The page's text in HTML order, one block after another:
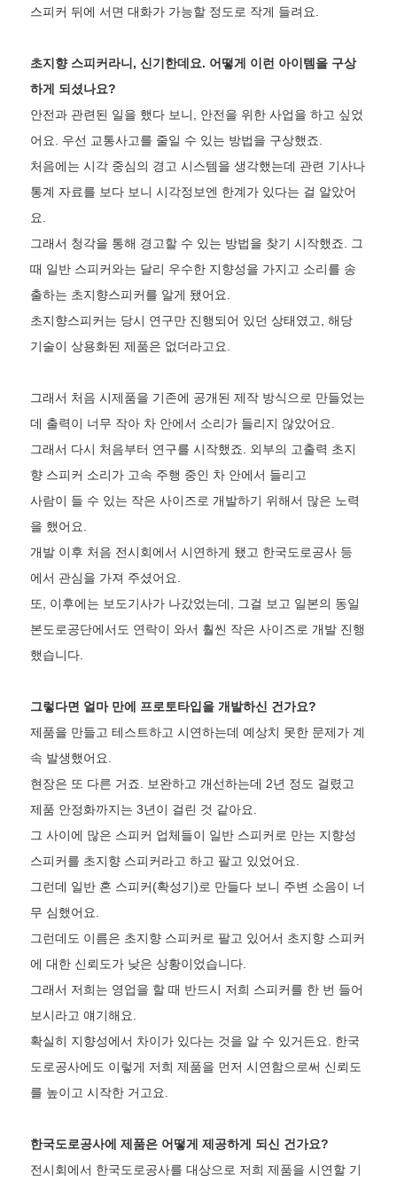
스피커 뒤에 서면 대화가 가능할 정도로 작게 들려요.
초지향 스피커라니, 신기한데요. 어떻게 이런 아이템을 구상
하게 되셨나요?
안전과 관련된 일을 했다 보니, 안전을 위한 사업을 하고 싶었
어요. 우선 교통사고를 줄일 수 있는 방법을 구상했죠.
처음에는 시각 중심의 경고 시스템을 생각했는데 관련 기사나
통계 자료를 보다 보니 시각정보엔 한계가 있다는 걸 알았어
요.
그래서 청각을 통해 경고할 수 있는 방법을 찾기 시작했죠. 그
때 일반 스피커와는 달리 우수한 지향성을 가지고 소리를 송
출하는 초지향스피커를 알게 됐어요.
초지향스피커는 당시 연구만 진행되어 있던 상태였고, 해당
기술이 상용화된 제품은 없더라고요.
그래서 처음 시제품을 기존에 공개된 제작 방식으로 만들었는
데 출력이 너무 작아 차 안에서 소리가 들리지 않았어요.
그래서 다시 처음부터 연구를 시작했죠. 외부의 고출력 초지
향 스피커 소리가 고속 주행 중인 차 안에서 들리고
사람이 들 수 있는 작은 사이즈로 개발하기 위해서 많은 노력
을 했어요.
개발 이후 처음 전시회에서 시연하게 됐고 한국도로공사 등
에서 관심을 가져 주셨어요.
또, 이후에는 보도기사가 나갔었는데, 그걸 보고 일본의 동일
본도로공단에서도 연락이 와서 훨씬 작은 사이즈로 개발 진행
했습니다.
그렇다면 얼마 만에 프로토타입을 개발하신 건가요?
제품을 만들고 테스트하고 시연하는데 예상치 못한 문제가 계
속 발생했어요.
현장은 또 다른 거죠. 보완하고 개선하는데 2년 정도 걸렸고
제품 안정화까지는 3년이 걸린 것 같아요.
그 사이에 많은 스피커 업체들이 일반 스피커로 만는 지향성
스피커를 초지향 스피커라고 하고 팔고 있었어요.
그런데 일반 혼 스피커(확성기)로 만들다 보니 주변 소음이 너
무 심했어요.
그런데도 이름은 초지향 스피커로 팔고 있어서 초지향 스피커
에 대한 신뢰도가 낮은 상황이었습니다.
그래서 저희는 영업을 할 때 반드시 저희 스피커를 한 번 들어
보시라고 얘기해요.
확실히 지향성에서 차이가 있다는 것을 알 수 있거든요. 한국
도로공사에도 이렇게 저희 제품을 먼저 시연함으로써 신뢰도
를 높이고 시작한 거고요.
한국도로공사에 제품은 어떻게 제공하게 되신 건가요?
전시회에서 한국도로공사를 대상으로 저희 제품을 시연할 기